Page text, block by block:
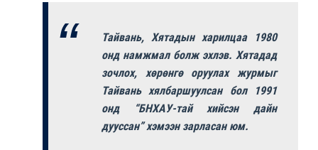
Тайвань, Хятадын харилцаа 1980
онд намжмал болж эхлэв. Хятадад
зочлох, хөрөнгө оруулах журмыг
Тайвань хялбаршуулсан бол 1991
онд “БНХАУ-тай хийсэн дайн
дууссан” хэмээн зарласан юм.